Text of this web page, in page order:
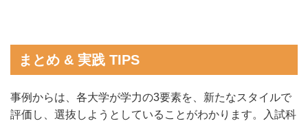
まとめ & 実践 TIPS
事例からは、各大学が学力の3要素を、新たなスタイルで
評価し、選抜しようとしていることがわかります。入試科